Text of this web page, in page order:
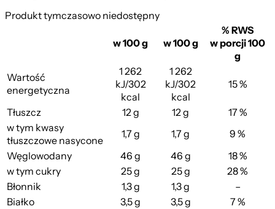
Produkt tymczasowo niedostępny
w 100 g w 100 g
% RWS
w porcji 100
g
Wartość
energetyczna
1 262
kJ/302
kcal
1 262
kJ/302
kcal
15 %
Tłuszcz 12 g 12 g
17 %
w tym kwasy
tłuszczowe nasycone
1,7 g 1,7 g
9 %
Węglowodany
46 g 46 g
18 %
w tym cukry
25 g 25 g
28 %
Błonnik
1,3 g 1,3 g
–
Białko
3,5 g 3,5 g
7 %